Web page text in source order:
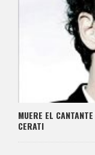
MUERE EL
CERATI